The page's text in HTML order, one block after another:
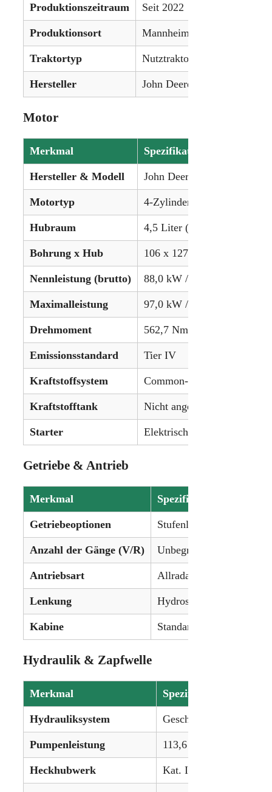
Produktionszeitraum Seit 2022
Produktionsort Mannheim, Deutschland
Traktortyp Nutztraktor
Hersteller John Deere
Motor
Merkmal Spezifikation
Hersteller & Modell John Deere PowerTech PSS
Motortyp 4-Zylinder,
Hubraum 4,5 Liter (276 in³)
Bohrung x Hub 106 x 127 mm
Nennleistung (brutto) 88,0 kW / 118 PS
Maximalleistung 97,0 kW / 130,1 PS
Drehmoment 562,7 Nm bei 1600 U/min
Emissionsstandard Tier IV
Kraftstoffsystem Common-Rail-Einspritzung
Kraftstofftank Nicht angegeben
Starter Elektrisch (12V)
Getriebe & Antrieb
Merkmal Spezifikation
Getriebeoptionen Stufenloses IVT-
Anzahl der Gänge (V/R) Unbegrenzt (IVT) / 24V/
Antriebsart Allradantrieb (4WD)
Lenkung Hydrostatische
Kabine Standard mit Klimaanlage
Hydraulik & Zapfwelle
Merkmal Spezifikation
Hydrauliksystem Geschlossenes System
Pumpenleistung 113,6 l/min
Heckhubwerk Kat. IIIN/II